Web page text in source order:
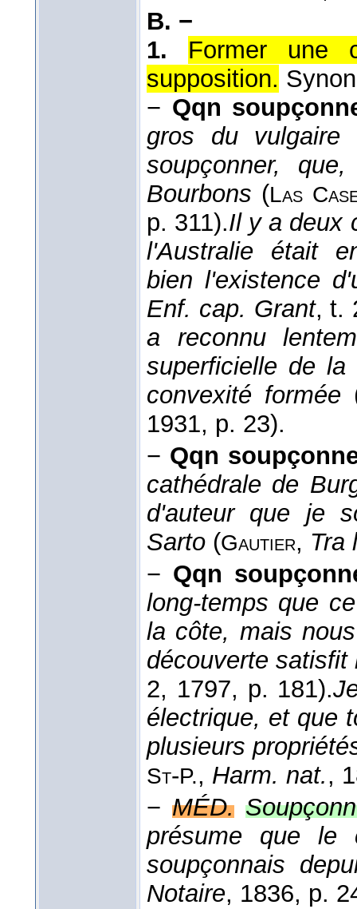
B. −
1.
Former une
supposition.
− Qqn
gros du
soupçonner,
Bourbons (Las
p. 311).Il y a deux
l'Australie était
bien l'existence
Enf. cap. Grant, t.
a reconnu
superficielle de
convexité formée
1931, p. 23).
− Qqn
cathédrale de
d'auteur que je
Sarto (Gautier, Tra
− Qqn
long-temps que
la côte, mais
découverte satisfit
2, 1797, p. 181).
électrique, et que
plusieurs
St-P., Harm. nat.,
−MÉD.
présume que
soupçonnais
Notaire, 1836, p.